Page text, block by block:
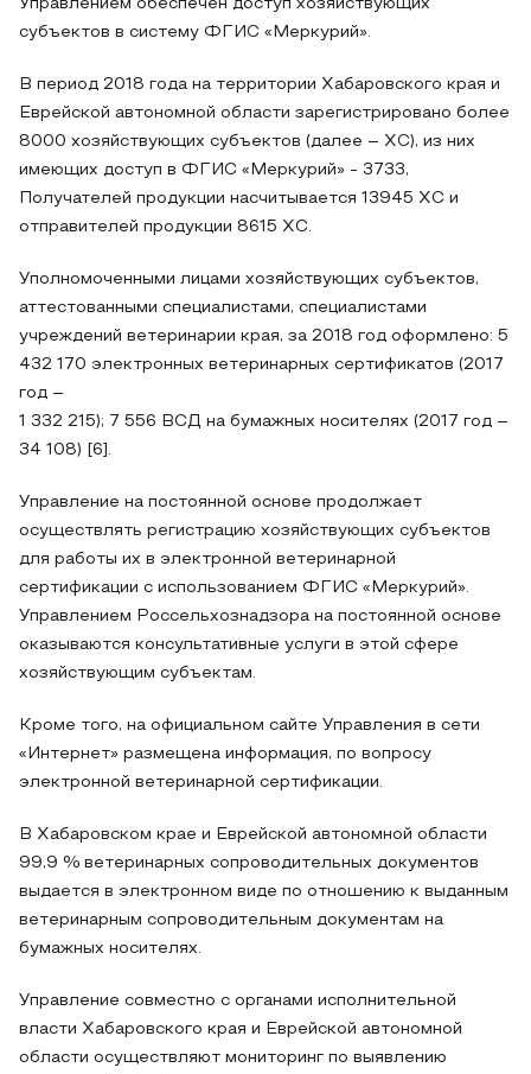
Управлением обеспечен доступ хозяйствующих
субъектов в систему ФГИС «Меркурий».
В период 2018 года на территории Хабаровского края и
Еврейской автономной области зарегистрировано более
8000 хозяйствующих субъектов (далее – ХС), из них
имеющих доступ в ФГИС «Меркурий» - 3733,
Получателей продукции насчитывается 13945 ХС и
отправителей продукции 8615 ХС.
Уполномоченными лицами хозяйствующих субъектов,
аттестованными специалистами, специалистами
учреждений ветеринарии края, за 2018 год оформлено: 5
432 170 электронных ветеринарных сертификатов (2017
год –
1 332 215); 7 556 ВСД на бумажных носителях (2017 год –
34 108) [6].
Управление на постоянной основе продолжает
осуществлять регистрацию хозяйствующих субъектов
для работы их в электронной ветеринарной
сертификации с использованием ФГИС «Меркурий».
Управлением Россельхознадзора на постоянной основе
оказываются консультативные услуги в этой сфере
хозяйствующим субъектам.
Кроме того, на официальном сайте Управления в сети
«Интернет» размещена информация, по вопросу
электронной ветеринарной сертификации.
В Хабаровском крае и Еврейской автономной области
99,9 % ветеринарных сопроводительных документов
выдается в электронном виде по отношению к выданным
ветеринарным сопроводительным документам на
бумажных носителях.
Управление совместно с органами исполнительной
власти Хабаровского края и Еврейской автономной
области осуществляют мониторинг по выявлению